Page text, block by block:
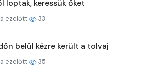
loptak, keressük őket
ezelőtt 33
belül kézre került a tolvaj
ezelőtt 35